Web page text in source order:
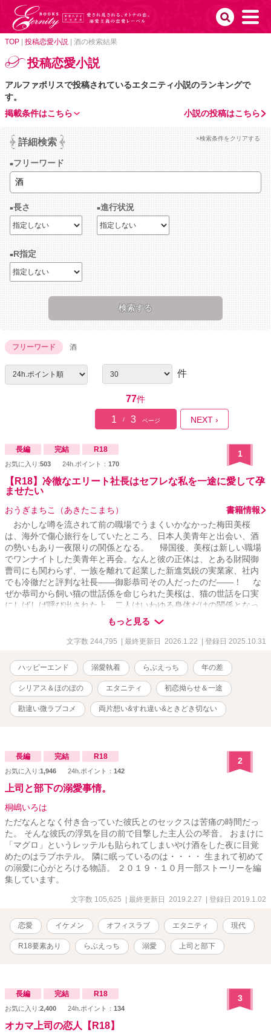
TOP 投稿恋愛小説 酒の検索結果
投稿恋愛小説
アルファポリスで投稿されているエタニティ小説のランキングで
す。
小説の投稿はこちら
掲載条件はこちら
詳細検索 ×検索条件をクリアする
フリーワード
長さ 進行状況
R指定
フリーワード 酒
件
77件
1 / 3 ページ NEXT ›
長編 完結 R18
お気に入り:503 24h.ポイント： 170
1
【R18】冷徹なエリート社長はセフレな私を一途に愛して孕
ませたい
おうぎまちこ（あきたこまち）
書籍情報
おかしな噂を流されて前の職場でうまくいかなかった梅田美桜
は、海外で傷心旅行をしていたところ、日本人美青年と出会い、酒
の勢いもあり一夜限りの関係となる。 帰国後、美桜は新しい職場
でワンナイトした美青年と再会。なんと彼の正体は、とある財閥御
曹司にも関わらず、一族を離れて起業した新進気鋭の実業家、社内
でも冷徹だと評判な社長――御影恭司その人だったのだ――！ な
ぜか恭司から飼い猫の世話係を命じられた美桜は、猫の世話を口実
にしばしば呼び出された上、二人はいわゆる身体だけの関係となっ
てしまい――？ 真面目で大人しめで純真無垢なOL・梅田美
桜 × 無自覚に溺愛してくる冷徹な俺様御曹司兼社長・御影恭司
ワケアリな２人が身体だけでなく心も深く結ばれるようになるまで
たら6章）、21万字数前後、全44話。 ※アルファポリス先行作品。
※一夜限りのはずだったのに
もっと見る
文字数 244,795 | 最終更新日 2026.1.22 | 登録日 2025.10.31
ハッピーエンド 溺愛執着 らぶえっち 年の差
シリアス＆ほのぼの エタニティ 初恋拗らせ＆一途
勘違い微ラブコメ 両片想い&すれ違い&ときどき切ない
長編 完結 R18
お気に入り:1,946 24h.ポイント： 142
2
上司と部下の溺愛事情。
桐嶋いろは
ただなんとなく付き合っていた彼氏とのセックスは苦痛の時間だっ
た。 そんな彼氏の浮気を目の前で目撃した主人公の琴音。 おまけに
「マグロ」というレッテルも貼られてしまいやけ酒をした夜に目覚
めたのはラブホテル。 隣に眠っているのは・・・・ 生まれて初めて
の溺愛に心がとろける物語。 ２０１９・１０月一部ストーリーを編
集しています。
文字数 105,625 | 最終更新日 2019.2.27 | 登録日 2019.1.02
恋愛 イケメン オフィスラブ エタニティ 現代
R18要素あり らぶえっち 溺愛 上司と部下
長編 完結 R18
お気に入り:2,400 24h.ポイント： 134
3
オカマ上司の恋人【R18】